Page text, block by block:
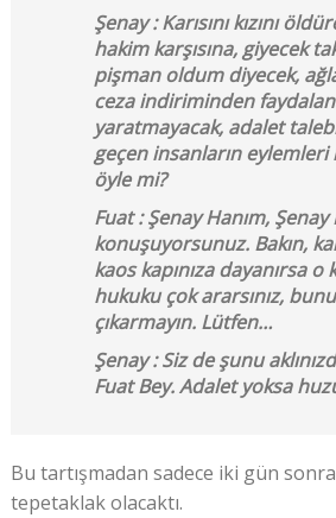
Şenay : Karısını kızını
hakim karşısına, giyecek
pişman oldum diyecek,
ceza indiriminden
yaratmayacak, adalet
geçen insanların eylemleri
öyle mi?
Fuat : Şenay Hanım, Şenay
konuşuyorsunuz. Bakın,
kaos kapınıza dayanırsa
hukuku çok ararsınız,
çıkarmayın. Lütfen…
Şenay : Siz de şunu
Fuat Bey. Adalet yoksa
Bu tartışmadan sadece iki gün sonra
tepetaklak olacaktı.